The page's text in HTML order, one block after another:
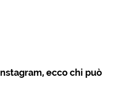
ecco chi può